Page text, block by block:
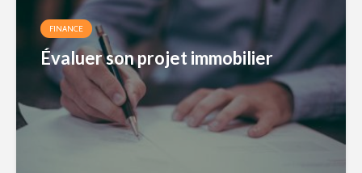
FINANCE
Évaluer son projet immobilier